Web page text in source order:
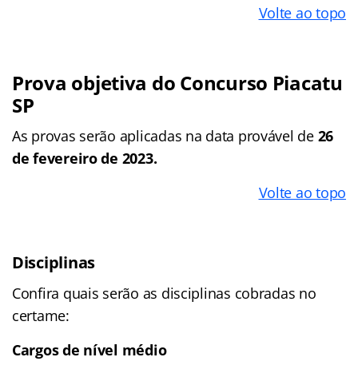
Volte ao topo
Prova objetiva do Concurso Piacatu
SP
As provas serão aplicadas na data provável de 26
de fevereiro de 2023.
Volte ao topo
Disciplinas
Confira quais serão as disciplinas cobradas no
certame:
Cargos de nível médio